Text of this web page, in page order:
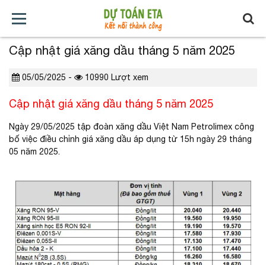
TRANG
CHỦ
GIỚI
THIỆU
TẢI
VỀ
TIN
TỨC
BÁO
GIÁ
KHÓA
HỌC
XÂY
DỰNG
Cập nhật giá xăng dầu tháng 5 năm 2025
05/05/2025 - 10990 Lượt xem
Cập nhật giá xăng dầu tháng 5 năm 2025
Ngày 29/05/2025 tập đoàn xăng dầu Việt Nam Petrolimex công
bố việc điều chỉnh giá xăng dầu áp dụng từ 15h ngày 29 tháng
05 năm 2025.